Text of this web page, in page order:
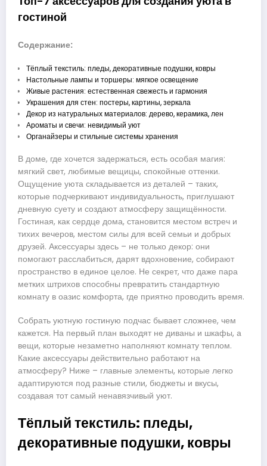
гостиной
Содержание:
Тёплый текстиль: пледы, декоративные подушки, ковры
Настольные лампы и торшеры: мягкое освещение
Живые растения: естественная свежесть и гармония
Украшения для стен: постеры, картины, зеркала
Декор из натуральных материалов: дерево, керамика, лен
Ароматы и свечи: невидимый уют
Органайзеры и стильные системы хранения
В доме, где хочется задержаться, есть особая магия:
мягкий свет, любимые вещицы, спокойные оттенки.
Ощущение уюта складывается из деталей – таких,
которые подчеркивают индивидуальность, приглушают
дневную суету и создают атмосферу защищённости.
Гостиная, как сердце дома, становится местом встреч и
тихих вечеров, местом силы для всей семьи и добрых
друзей. Аксессуары здесь – не только декор: они
помогают расслабиться, дарят вдохновение, собирают
пространство в единое целое. Не секрет, что даже пара
метких штрихов способны превратить стандартную
комнату в оазис комфорта, где приятно проводить время.
Собрать уютную гостиную подчас бывает сложнее, чем
кажется. На первый план выходят не диваны и шкафы, а
вещи, которые незаметно наполняют комнату теплом.
Какие аксессуары действительно работают на
атмосферу? Ниже – главные элементы, которые легко
адаптируются под разные стили, бюджеты и вкусы,
создавая тот самый ненавязчивый уют.
Тёплый текстиль: пледы,
декоративные подушки, ковры